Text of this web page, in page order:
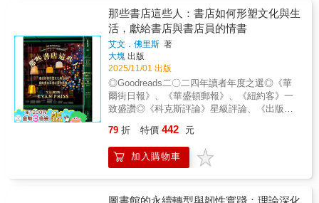
印象，也是網路世界難以取代的互動體驗。從
精彩萬分的場館布置到閱讀節的策辦，涵蓋選
書陳列、空間動線、活動細節的第一手觀察筆
記，本書探索童書之於孩子、家庭、社會的定
義與趨勢。對家長而言，這是一份藝文深度旅
行嚮導；對書店人、圖書館員、出版編輯行銷
而言，更是一座企劃靈感寶礦——原來，童書
在出版後還可以這樣翻轉閱讀、這樣遊戲！在
童為主體的建設之際，將本書獻給所有嘗試帶
孩子旅行的家長、書店經營者、圖書館／美術
館／博物館專業人士、出版社行銷人員與圖畫
書愛好者，借他山之石，讓充滿藝術和文學活
力的規劃想像落地，實現愛麗絲曾夢遊過的奇
異之境。
人。．僕人與兒童：剛吃完糖果，或是玩城堡
打仗缺少城牆跟砲彈的兒童；為了追求乾淨整
潔，而熱切想打掃書房的僕人。遇到這些情
況，你只能為自己的藏書默哀了。身為19世紀
知名藏書家、印刷商，以及英國第一位書目學
家，作者以自身收藏書籍的經驗，詳細分析了
各類稿件與書本的保存方式。除了舉出眾多古
代藏書所遇到的問題，他也提出不少因人為疏
忽所造成的書籍損害範例。從各大圖書館藏
乃書之大敵》相當深入地檢視十九世紀前的西
方文明如何處理紙質的保存問題；甚至大量提
及如何營造良好的書稿存放環境，或是各類書
判。「Goodreads」網站讀者好評：非常有
工智慧的精準傳播，都是讓出版產業過去的雙
邊不確定性，在AI與新媒介兩者科技的賦能
下，使追求速度網路環境下的讀者們，可以更
輕鬆獲取書本的知識，也更可以更簡易徜徉與
連接世界上各種不同型態的內容。
那些書店這些人：書店如何形塑文化與生
活，獻給書店與書店員的情書
艾文．佛里斯 著
大塊 出版
2025/11/01 出版
◎Goodreads二〇二四年讀者年度之選◎《華
爾街日報》、《華盛頓郵報》、《紐約客》一
致盛讚◎《科克斯評論》星級評論、《出版人
五千年」？！十三則精彩的書店故事，探索書
業古怪又迷人的歷史。從連鎖書店到主題書
店；從百貨公司的附屬書店到獨立書店，從高
發展史長久以來，書店一直有它不同於其他任
79 折 特價 442 元
加入購物車